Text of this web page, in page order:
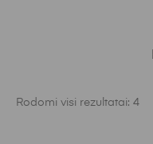
Rodomi visi rezultatai: 4